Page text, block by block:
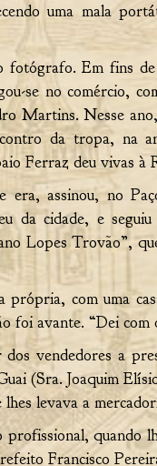
uma mala
fotógrafo. Em fins
se no comércio,
Martins. Nesse
da tropa, na
Ferraz deu vivas à
era, assinou, no
da cidade, e
Lopes Trovão”,
própria, com uma
foi avante. “Dei com
vendedores a
(Sra. Joaquim
levava a
quando
Francisco